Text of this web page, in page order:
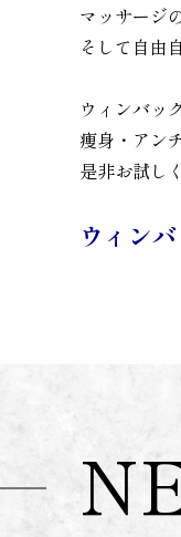
マッサージ
そして自由
ウィンバッ
痩身・アン
是非お試し
ウィン